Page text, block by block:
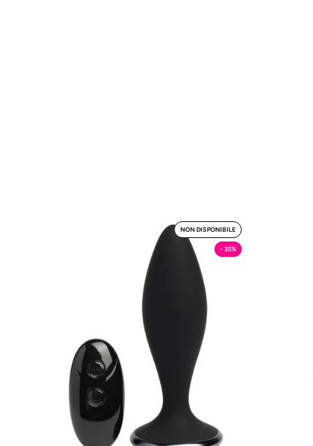
Chiattillo
Butt
Plug
MySecretCase
NON DISPONIBILE
- 35%